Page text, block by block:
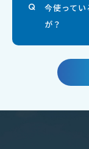
今使って
が？